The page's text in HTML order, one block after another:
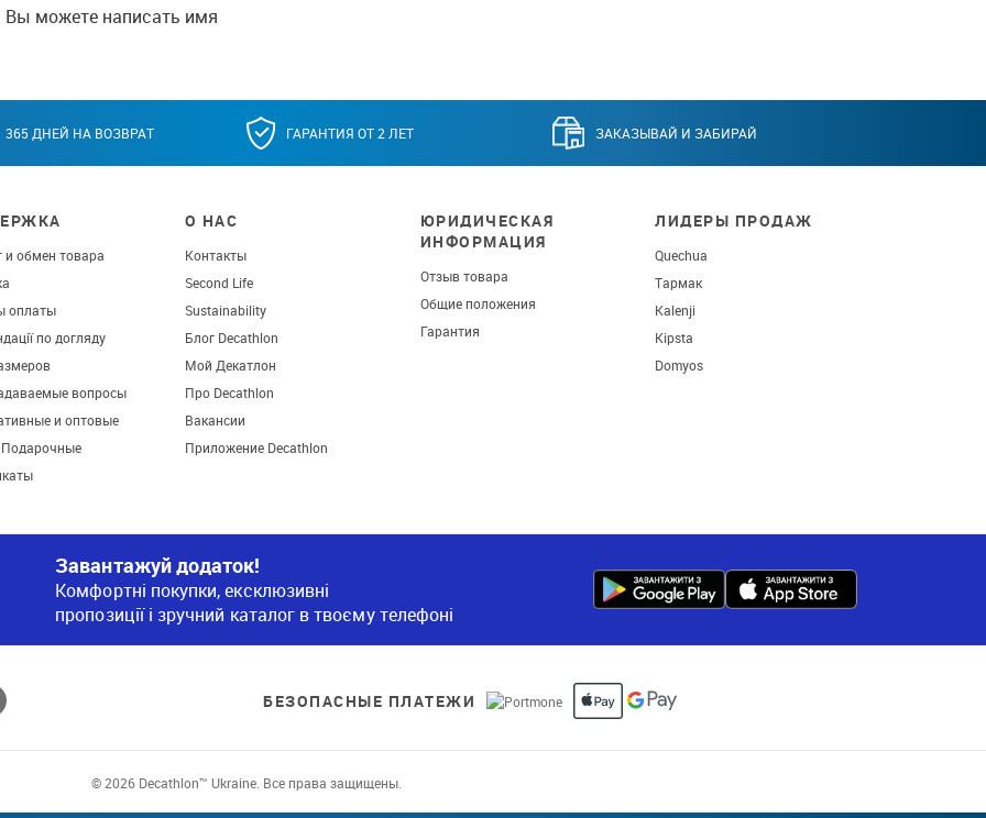
Вы можете написать имя
365 ДНЕЙ НА ВОЗВРАТ ГАРАНТИЯ ОТ 2 ЛЕТ ЗАКАЗЫВАЙ И ЗАБИРАЙ
и обмен товара
оплаты
по догляду
вопросы
и оптовые
О НАС
Контакты
Second Life
Sustainability
Блог Decathlon
Мой Декатлон
Про Decathlon
Вакансии
Приложение Decathlon
ЮРИДИЧЕСКАЯ
ИНФОРМАЦИЯ
Отзыв товара
Общие положения
Гарантия
ЛИДЕРЫ ПРОДАЖ
Quechua
Тармак
Kalenji
Kipsta
Domyos
Завантажуй додаток!
Комфортні покупки, ексклюзивні
пропозиції і зручний каталог в твоєму телефоні
БЕЗОПАСНЫЕ ПЛАТЕЖИ
© 2026 Decathlon™ Ukraine. Все права защищены.